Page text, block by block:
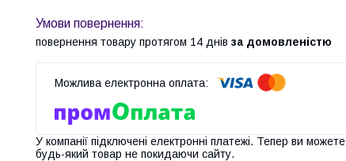
повернення товару протягом 14 днів за домовленістю
У компанії підключені електронні платежі. Тепер ви
будь-який товар не покидаючи сайту.